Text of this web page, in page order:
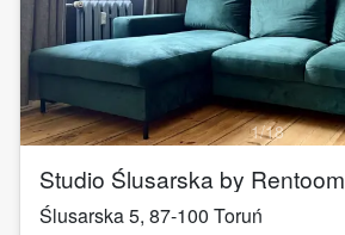
1/18
Studio Ślusarska by Rentoom
Ślusarska 5, 87-100 Toruń